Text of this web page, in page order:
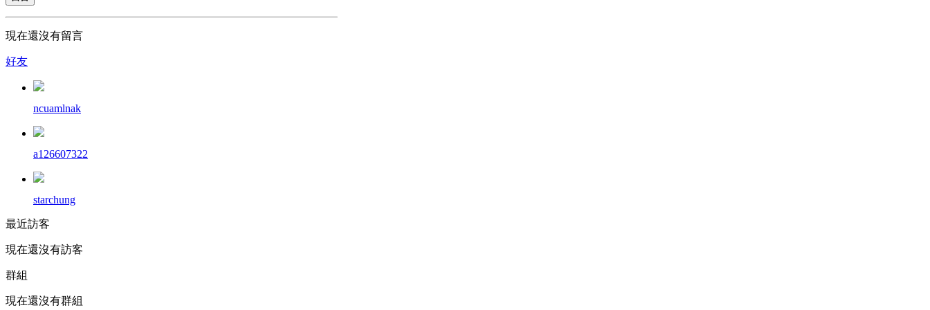
現在還沒有留言
好友
ncuamlnak
a126607322
starchung
最近訪客
現在還沒有訪客
群組
現在還沒有群組